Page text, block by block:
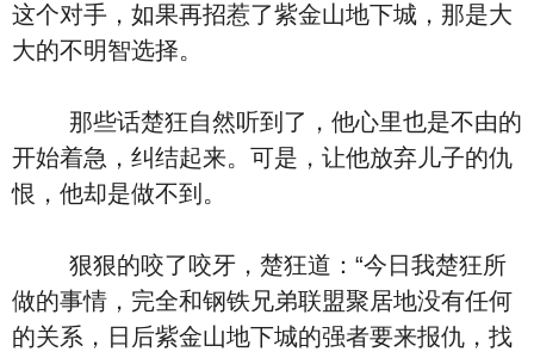
这个对手，如果再招惹了紫金山地下城，那是大
大的不明智选择。
那些话楚狂自然听到了，他心里也是不由的
开始着急，纠结起来。可是，让他放弃儿子的仇
恨，他却是做不到。
狠狠的咬了咬牙，楚狂道：“今日我楚狂所
做的事情，完全和钢铁兄弟联盟聚居地没有任何
的关系，日后紫金山地下城的强者要来报仇，找